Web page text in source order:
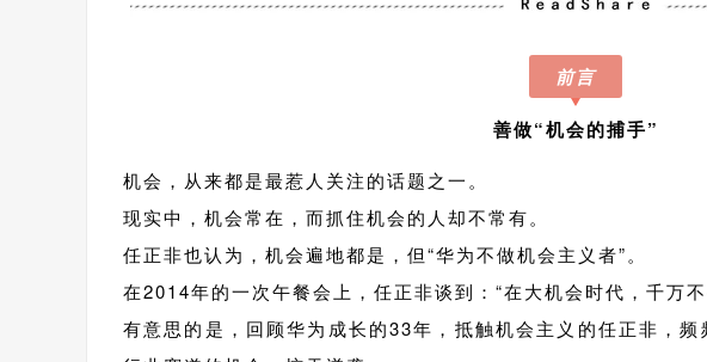
前言
善做“机会的捕手”
机会，从来都是最惹人关注的话题之一。
现实中，机会常在，而抓住机会的人却不常有。
任正非也认为，机会遍地都是，但“华为不做机会主义者”。
在2014年的一次午餐会上，任正非谈到：“在大机会时代，千万
有意思的是，回顾华为成长的33年，抵触机会主义的任正非，